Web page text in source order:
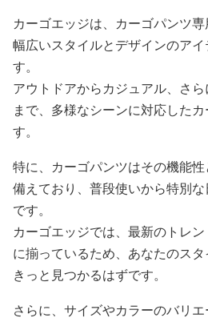
カーゴエッジは、カーゴパンツ専
幅広いスタイルとデザインのアイ
す。
アウトドアからカジュアル、さ
まで、多様なシーンに対応した
す。
特に、カーゴパンツはその機能
備えており、普段使いから特別
です。
カーゴエッジでは、最新のトレ
に揃っているため、あなたのス
きっと見つかるはずです。
さらに、サイズやカラーのバリ